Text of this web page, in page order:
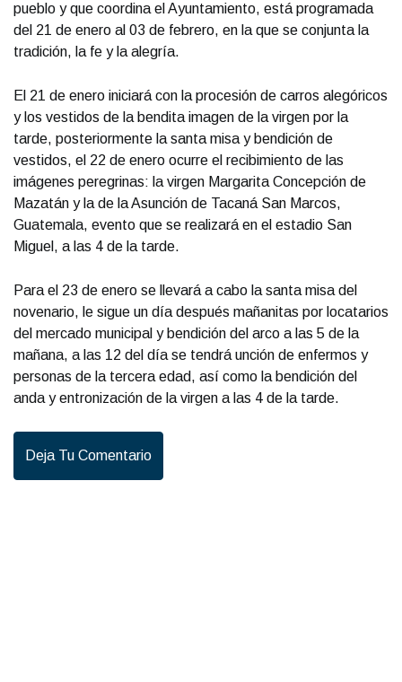
pueblo y que coordina el Ayuntamiento, está programada
del 21 de enero al 03 de febrero, en la que se conjunta la
tradición, la fe y la alegría.
El 21 de enero iniciará con la procesión de carros alegóricos
y los vestidos de la bendita imagen de la virgen por la
tarde, posteriormente la santa misa y bendición de
vestidos, el 22 de enero ocurre el recibimiento de las
imágenes peregrinas: la virgen Margarita Concepción de
Mazatán y la de la Asunción de Tacaná San Marcos,
Guatemala, evento que se realizará en el estadio San
Miguel, a las 4 de la tarde.
Para el 23 de enero se llevará a cabo la santa misa del
novenario, le sigue un día después mañanitas por locatarios
del mercado municipal y bendición del arco a las 5 de la
mañana, a las 12 del día se tendrá unción de enfermos y
personas de la tercera edad, así como la bendición del
anda y entronización de la virgen a las 4 de la tarde.
Deja Tu Comentario